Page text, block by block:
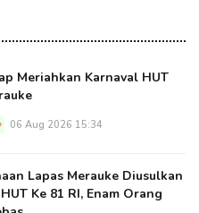
Meriahkan Karnaval HUT
06 Aug 2026 15:34
Lapas Merauke Diusulkan
Ke 81 RI, Enam Orang